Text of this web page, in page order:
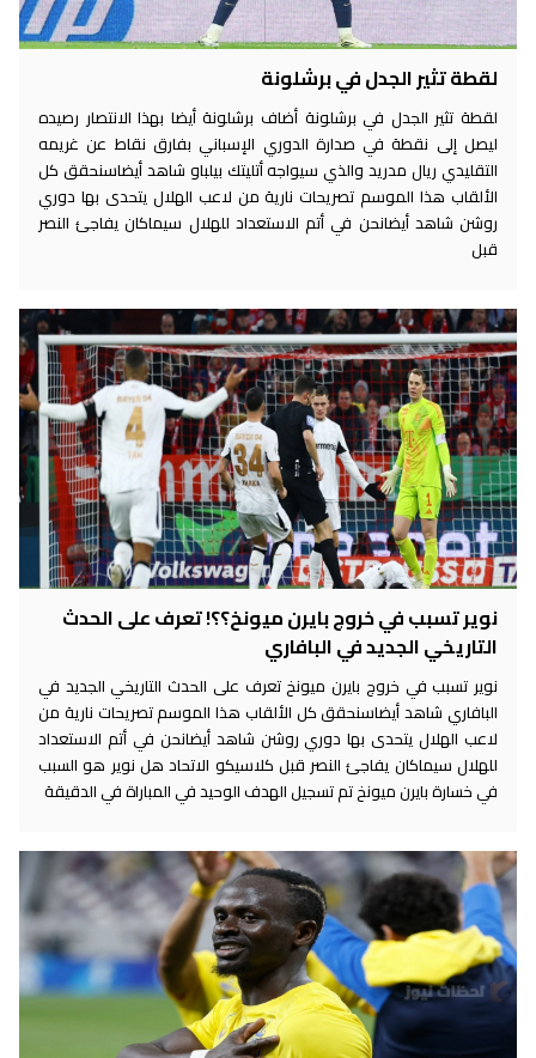
لقطة تثير الجدل في برشلونة
لقطة تثير الجدل في برشلونة أضاف برشلونة أيضا بهذا الانتصار رصيده
ليصل إلى نقطة في صدارة الدوري الإسباني بفارق نقاط عن غريمه
التقليدي ريال مدريد والذي سيواجه أتليتك بيلباو شاهد أيضاسنحقق كل
الألقاب هذا الموسم تصريحات نارية من لاعب الهلال يتحدى بها دوري
روشن شاهد أيضانحن في أتم الاستعداد للهلال سيماكان يفاجئ النصر
قبل
نوير تسبب في خروج بايرن ميونخ؟؟! تعرف على الحدث
التاريخي الجديد في البافاري
نوير تسبب في خروج بايرن ميونخ تعرف على الحدث التاريخي الجديد في
البافاري شاهد أيضاسنحقق كل الألقاب هذا الموسم تصريحات نارية من
لاعب الهلال يتحدى بها دوري روشن شاهد أيضانحن في أتم الاستعداد
للهلال سيماكان يفاجئ النصر قبل كلاسيكو الاتحاد هل نوير هو السبب
في خسارة بايرن ميونخ تم تسجيل الهدف الوحيد في المباراة في الدقيقة